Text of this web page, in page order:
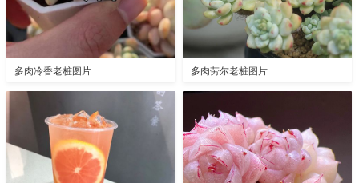
多肉冷香老桩图片 多肉劳尔老桩图片